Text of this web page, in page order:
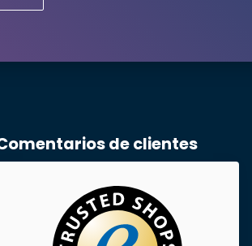
y apellidos*
electrónico*
Número de teléfono*
de clientes